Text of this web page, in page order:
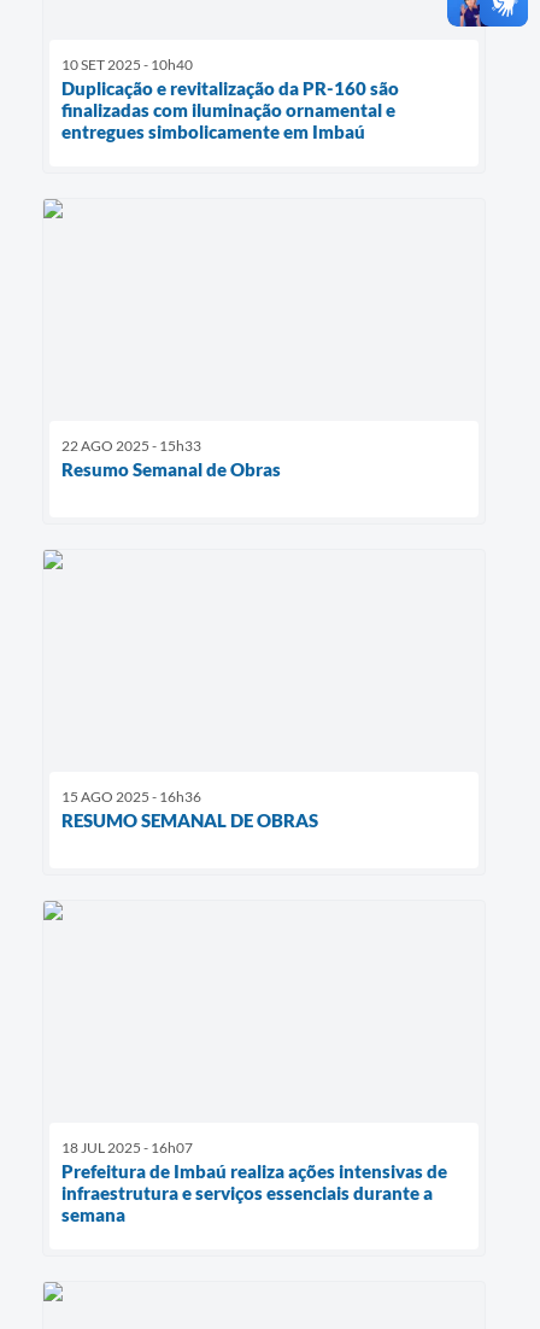
10 SET 2025 - 10h40
Duplicação e revitalização da PR-160 são
finalizadas com iluminação ornamental e
entregues simbolicamente em Imbaú
22 AGO 2025 - 15h33
Resumo Semanal de Obras
15 AGO 2025 - 16h36
RESUMO SEMANAL DE OBRAS
18 JUL 2025 - 16h07
Prefeitura de Imbaú realiza ações intensivas de
infraestrutura e serviços essenciais durante a
semana